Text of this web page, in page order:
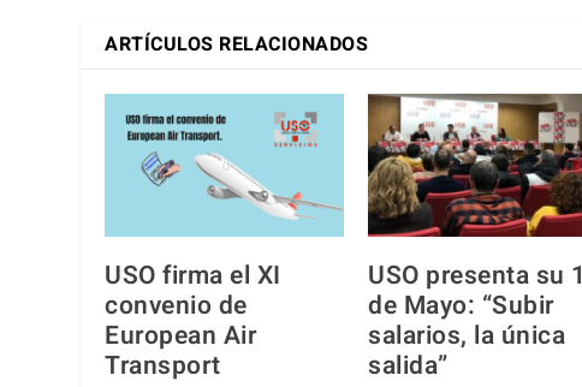
ARTÍCULOS RELACIONADOS
USO firma el XI
convenio de
European Air
Transport
USO presenta su 1
de Mayo: “Subir
salarios, la única
salida”